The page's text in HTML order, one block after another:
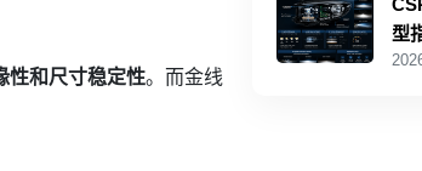
性和尺寸稳定性。而金线
型